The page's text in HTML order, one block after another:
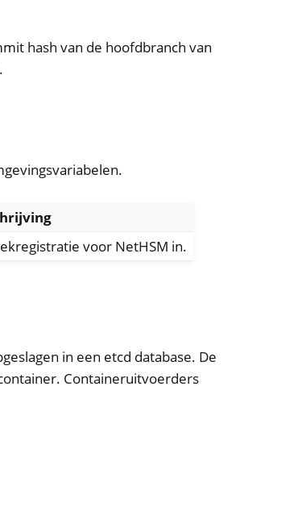
hash van de hoofdbranch van
.
voor NetHSM in.
in een etcd database. De
Containeruitvoerders